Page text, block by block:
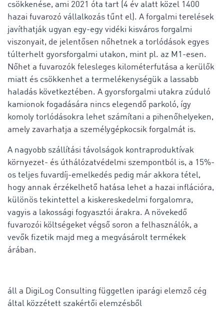
csökkenése, ami 2021 óta tart (4 év alatt közel 1400
hazai fuvarozó vállalkozás tűnt el). A forgalmi terelések
javíthatják ugyan egy-egy vidéki kisváros forgalmi
viszonyait, de jelentősen nőhetnek a torlódások egyes
túlterhelt gyorsforgalmi utakon, mint pl. az M1-esen.
Nőhet a fuvarozók felesleges kilométerfutása a kerülők
miatt és csökkenhet a termelékenységük a lassabb
haladás következtében. A gyorsforgalmi utakra zúduló
kamionok fogadására nincs elegendő parkoló, így
komoly torlódásokra lehet számítani a pihenőhelyeken,
amely zavarhatja a személygépkocsik forgalmát is.
A nagyobb szállítási távolságok kontraproduktívak
környezet- és úthálózatvédelmi szempontból is, a 15%-
os teljes fuvardíj-emelkedés pedig már akkora tétel,
hogy annak érzékelhető hatása lehet a hazai inflációra,
különös tekintettel a kiskereskedelmi forgalomra,
vagyis a lakossági fogyasztói árakra. A növekedő
fuvarozói költségeket végső soron a felhasználók, a
vevők fizetik majd meg a megvásárolt termékek
árában.
áll a DigiLog Consulting független iparági elemző cég
által közzétett szakértői elemzésből